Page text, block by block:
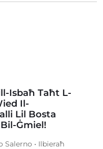
Isbaħ Taħt L-
Il-
Lil Bosta
Ġmiel!
Salerno • Ilbieraħ